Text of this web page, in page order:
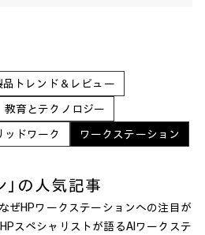
品トレンド＆レビュー
教育とテクノロジー
ッドワーク
ワークステーション
」の人気記事
ぜHPワークステーションへの注目が
スペシャリストが語るAIワークステ